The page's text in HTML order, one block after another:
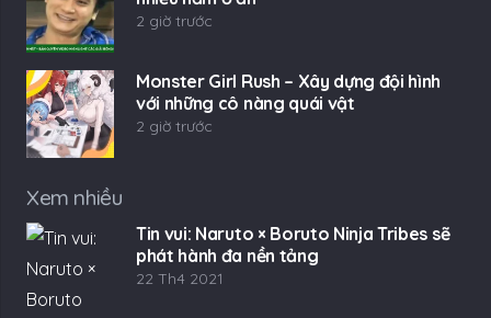
2 giờ trước
Monster Girl Rush – Xây dựng đội hình
với những cô nàng quái vật
2 giờ trước
Xem nhiều
Tin vui: Naruto × Boruto Ninja Tribes sẽ
phát hành đa nền tảng
22 Th4 2021